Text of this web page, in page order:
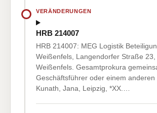
VERÄNDERUNGEN
HRB 214007
HRB 214007: MEG Logistik
Weißenfels, Langendorfer Straße 23,
Weißenfels. Gesamtprokura
Geschäftsführer oder einem anderen
Kunath, Jana, Leipzig, *XX.…